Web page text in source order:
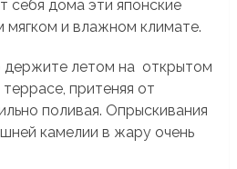
себя дома эти японские
мягком и влажном климате.
летом на открытом
притеняя от
поливая. Опрыскивания
камелии в жару очень